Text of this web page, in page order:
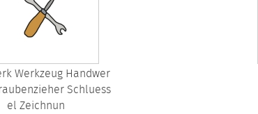
Werkzeug Handwer
Schluess
el Zeichnun